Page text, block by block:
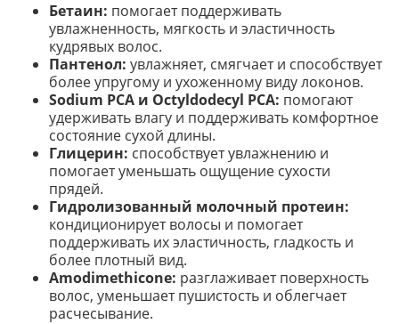
Бетаин: помогает поддерживать
увлажненность, мягкость и эластичность
кудрявых волос.
Пантенол: увлажняет, смягчает и способствует
более упругому и ухоженному виду локонов.
Sodium PCA и Octyldodecyl PCA: помогают
удерживать влагу и поддерживать комфортное
состояние сухой длины.
Глицерин: способствует увлажнению и
помогает уменьшать ощущение сухости
прядей.
Гидролизованный молочный протеин:
кондиционирует волосы и помогает
поддерживать их эластичность, гладкость и
более плотный вид.
Amodimethicone: разглаживает поверхность
волос, уменьшает пушистость и облегчает
расчесывание.